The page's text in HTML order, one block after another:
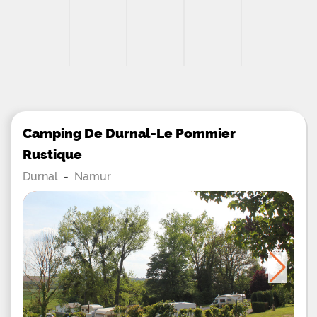
Camping De Durnal-Le Pommier
Rustique
Durnal - Namur